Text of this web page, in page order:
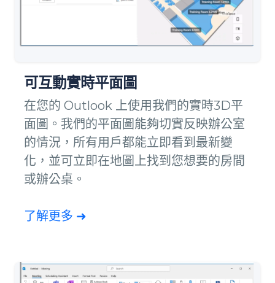
可互動實時平面圖
在您的 Outlook 上使用我們的實時3D平
面圖。我們的平面圖能夠切實反映辦公室
的情況，所有用戶都能立即看到最新變
化，並可立即在地圖上找到您想要的房間
或辦公桌。
了解更多 ➜